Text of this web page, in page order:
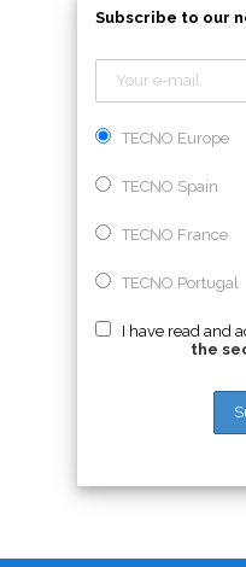
Subscribe to our
TECNO Europe
TECNO Spain
TECNO France
TECNO Portugal
I have read and
the